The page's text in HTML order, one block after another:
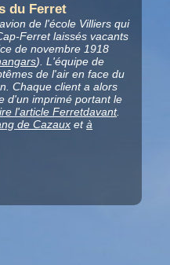
du Ferret
de l'école Villiers qui
Ferret laissés vacants
de novembre 1918
). L'équipe de
de l'air en face du
Chaque client a alors
d'un imprimé portant le
l'article Ferretdavant.
de Cazaux età